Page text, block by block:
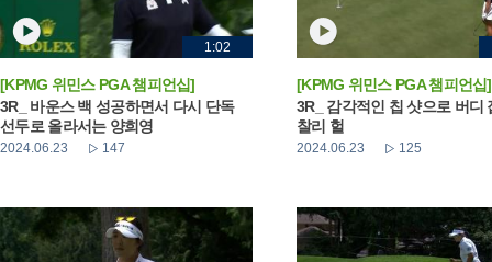
1:02
[KPMG 위민스 PGA 챔피언십]
3R_ 바운스 백 성공하면서 다시 단독
선두로 올라서는 양희영
2024.06.23 147
[KPMG 위민스 PGA 챔피언십]
3R_ 감각적인 칩 샷으로 버디
찰리 헐
2024.06.23 125